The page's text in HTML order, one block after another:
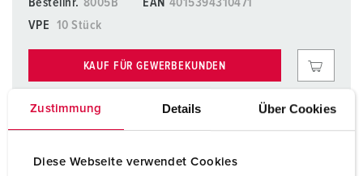
Zustimmung Details Über Cookies
Diese Webseite verwendet Cookies
VPE
10 Stück
KAUF FÜR GEWERBEKUNDEN